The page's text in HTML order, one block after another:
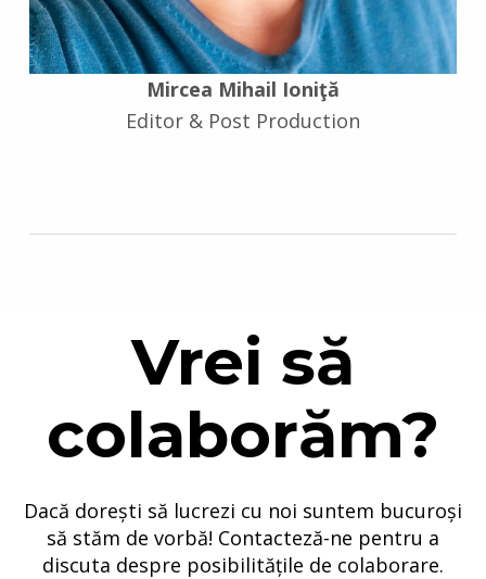
Mircea Mihail Ioniţă
Editor & Post Production
Vrei să
colaborăm?
Dacă dorești să lucrezi cu noi suntem bucuroși
să stăm de vorbă! Contacteză-ne pentru a
discuta despre posibilitățile de colaborare.